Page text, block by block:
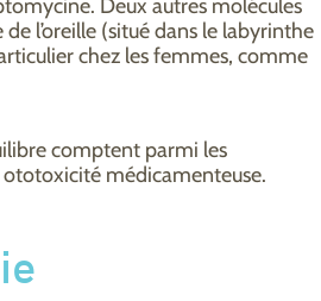
Deux autres molécules
l’oreille (situé dans le labyrinthe
chez les femmes, comme
comptent parmi les
ototoxicité médicamenteuse.